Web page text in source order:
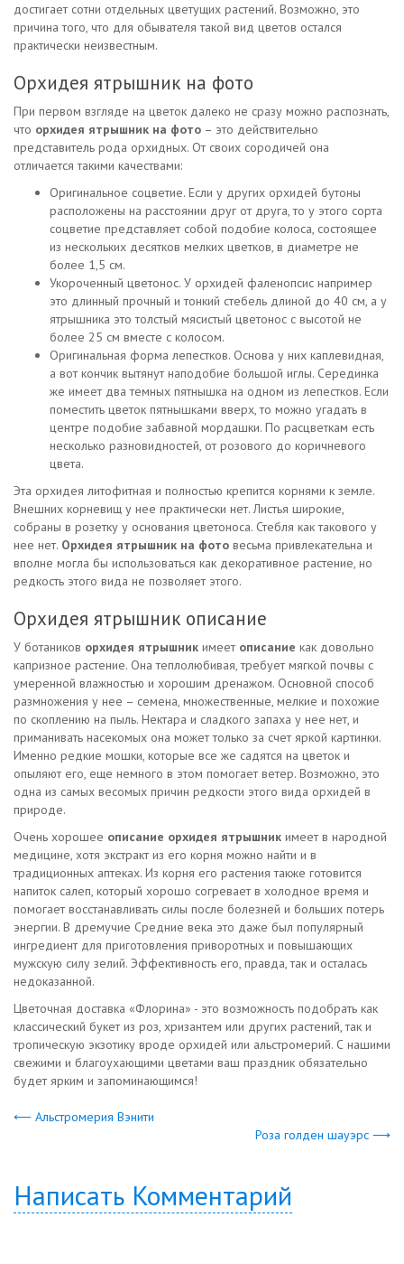
достигает сотни отдельных цветущих растений. Возможно, это
причина того, что для обывателя такой вид цветов остался
практически неизвестным.
Орхидея ятрышник на фото
При первом взгляде на цветок далеко не сразу можно распознать,
что орхидея ятрышник на фото – это действительно
представитель рода орхидных. От своих сородичей она
отличается такими качествами:
Оригинальное соцветие. Если у других орхидей бутоны
расположены на расстоянии друг от друга, то у этого сорта
соцветие представляет собой подобие колоса, состоящее
из нескольких десятков мелких цветков, в диаметре не
более 1,5 см.
Укороченный цветонос. У орхидей фаленопсис например
это длинный прочный и тонкий стебель длиной до 40 см, а у
ятрышника это толстый мясистый цветонос с высотой не
более 25 см вместе с колосом.
Оригинальная форма лепестков. Основа у них каплевидная,
а вот кончик вытянут наподобие большой иглы. Серединка
же имеет два темных пятнышка на одном из лепестков. Если
поместить цветок пятнышками вверх, то можно угадать в
центре подобие забавной мордашки. По расцветкам есть
несколько разновидностей, от розового до коричневого
цвета.
Эта орхидея литофитная и полностью крепится корнями к земле.
Внешних корневищ у нее практически нет. Листья широкие,
собраны в розетку у основания цветоноса. Стебля как такового у
нее нет. Орхидея ятрышник на фото весьма привлекательна и
вполне могла бы использоваться как декоративное растение, но
редкость этого вида не позволяет этого.
Орхидея ятрышник описание
У ботаников орхидея ятрышник имеет описание как довольно
капризное растение. Она теплолюбивая, требует мягкой почвы с
умеренной влажностью и хорошим дренажом. Основной способ
размножения у нее – семена, множественные, мелкие и похожие
по скоплению на пыль. Нектара и сладкого запаха у нее нет, и
приманивать насекомых она может только за счет яркой картинки.
Именно редкие мошки, которые все же садятся на цветок и
опыляют его, еще немного в этом помогает ветер. Возможно, это
одна из самых весомых причин редкости этого вида орхидей в
природе.
Очень хорошее описание орхидея ятрышник имеет в народной
медицине, хотя экстракт из его корня можно найти и в
традиционных аптеках. Из корня его растения также готовится
напиток салеп, который хорошо согревает в холодное время и
помогает восстанавливать силы после болезней и больших потерь
энергии. В дремучие Средние века это даже был популярный
ингредиент для приготовления приворотных и повышающих
мужскую силу зелий. Эффективность его, правда, так и осталась
недоказанной.
Цветочная доставка «Флорина» - это возможность подобрать как
классический букет из роз, хризантем или других растений, так и
тропическую экзотику вроде орхидей или альстромерий. С нашими
свежими и благоухающими цветами ваш праздник обязательно
будет ярким и запоминающимся!
⟵ Альстромерия Вэнити
Роза голден шауэрс ⟶
Написать Комментарий